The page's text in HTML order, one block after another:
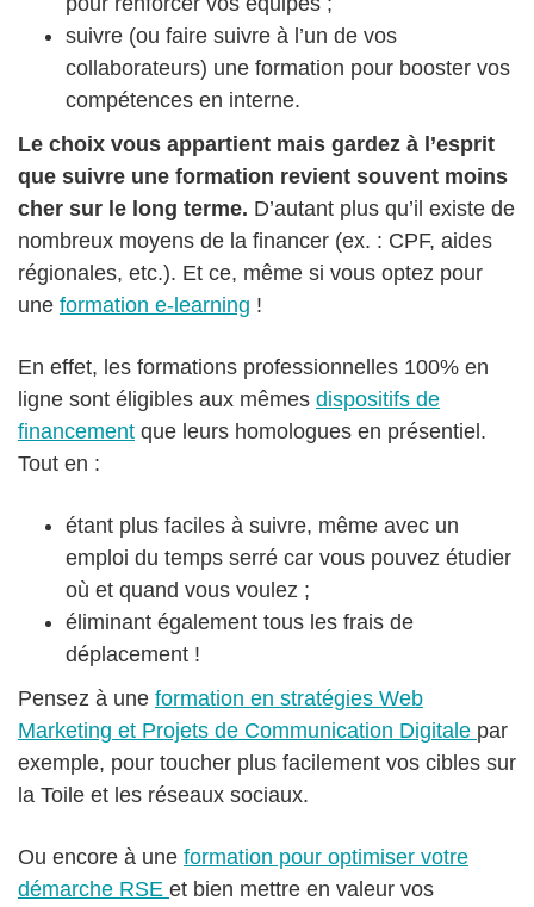
suivre (ou faire suivre à l’un de vos
collaborateurs) une formation pour booster vos
compétences en interne.
Le choix vous appartient mais gardez à l’esprit
que suivre une formation revient souvent moins
cher sur le long terme. D’autant plus qu’il existe de
nombreux moyens de la financer (ex. : CPF, aides
régionales, etc.). Et ce, même si vous optez pour
une formation e-learning !
En effet, les formations professionnelles 100% en
ligne sont éligibles aux mêmes dispositifs de
financement que leurs homologues en présentiel.
Tout en :
étant plus faciles à suivre, même avec un
emploi du temps serré car vous pouvez étudier
où et quand vous voulez ;
éliminant également tous les frais de
déplacement !
Pensez à une formation en stratégies Web
Marketing et Projets de Communication Digitale par
exemple, pour toucher plus facilement vos cibles sur
la Toile et les réseaux sociaux.
Ou encore à une formation pour optimiser votre
démarche RSE et bien mettre en valeur vos